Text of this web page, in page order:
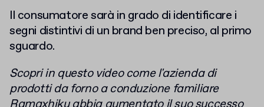
Il consumatore sarà in grado di identificare i
segni distintivi di un brand ben preciso, al primo
sguardo.
Scopri in questo video come l'azienda di
prodotti da forno a conduzione familiare